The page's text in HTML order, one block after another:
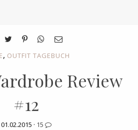
, OUTFIT TAGEBUCH
Review
#12
01.02.2015 · 15